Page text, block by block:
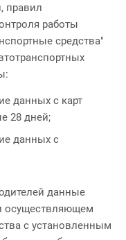
правил
работы
средства"
данных с карт
28 дней;
данных с
данные
осуществляющем
с установленным